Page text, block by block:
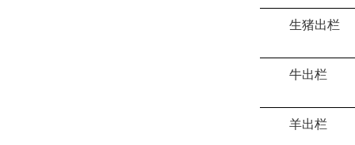
生猪出栏
牛出栏
羊出栏